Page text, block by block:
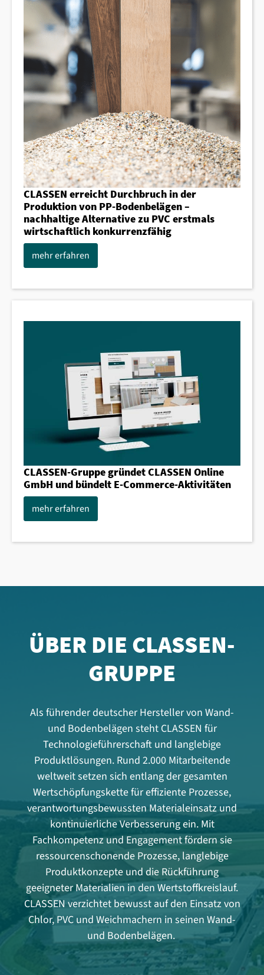
CLASSEN erreicht Durchbruch in der
Produktion von PP-Bodenbelägen –
nachhaltige Alternative zu PVC erstmals
wirtschaftlich konkurrenzfähig
mehr erfahren
CLASSEN-Gruppe gründet CLASSEN Online
GmbH und bündelt E-Commerce-Aktivitäten
mehr erfahren
ÜBER DIE CLASSEN-
GRUPPE
Als führender deutscher Hersteller von Wand-
und Bodenbelägen steht CLASSEN für
Technologieführerschaft und langlebige
Produktlösungen. Rund 2.000 Mitarbeitende
weltweit setzen sich entlang der gesamten
Wertschöpfungskette für effiziente Prozesse,
verantwortungsbewussten Materialeinsatz und
kontinuierliche Verbesserung ein. Mit
Fachkompetenz und Engagement fördern sie
ressourcenschonende Prozesse, langlebige
Produktkonzepte und die Rückführung
geeigneter Materialien in den Wertstoffkreislauf.
CLASSEN verzichtet bewusst auf den Einsatz von
Chlor, PVC und Weichmachern in seinen Wand-
und Bodenbelägen.